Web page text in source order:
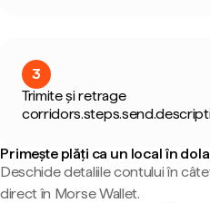
3
Trimite și retrage
Primește plăți ca un local în
Deschide detaliile contului în
direct în Morse Wallet.